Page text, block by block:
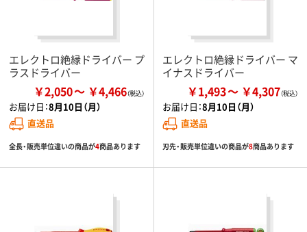
エレクトロ絶縁ドライバー プ
ラスドライバー
￥2,050 ￥4,466
お届け日：8月10日（月）
直送品
全長・販売単位違いの商品が4商品あります
エレクトロ絶縁ドライバー マ
イナスドライバー
￥1,493 ￥4,307
お届け日：8月10日（月）
直送品
刃先・販売単位違いの商品が8商品あります